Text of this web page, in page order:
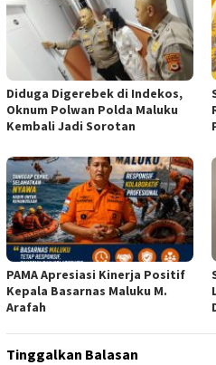
Diduga Digerebek di Indekos,
Oknum Polwan Polda Maluku
Kembali Jadi Sorotan
PAMA Apresiasi Kinerja Positif
Kepala Basarnas Maluku M.
Arafah
Tinggalkan Balasan